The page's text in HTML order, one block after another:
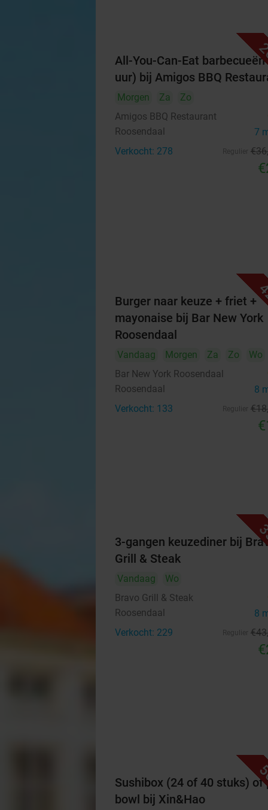
All-You-Can-Eat barbecueën
uur) bij Amigos BBQ
Morgen Za
Zo
Amigos BBQ Restaurant
Roosendaal 7
Verkocht: 278 €36
Burger naar keuze + friet +
mayonaise bij Bar New York
Roosendaal
Vandaag Morgen Za Zo
Wo
Bar New York Roosendaal
Roosendaal 8
Verkocht: 133 €18
3-gangen keuzediner bij
Grill & Steak
Vandaag
Wo
Bravo Grill & Steak
Roosendaal 8
Verkocht: 229 €43
Sushibox (24 of 40 stuks) of
bowl bij Xin&Hao